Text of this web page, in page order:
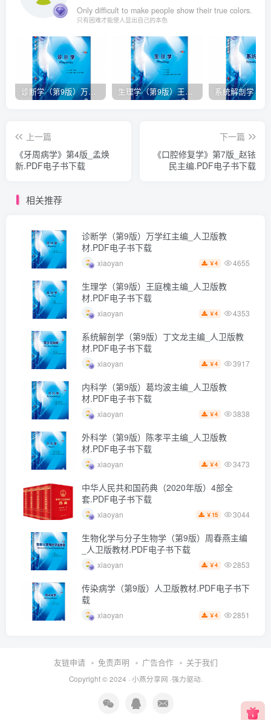
Only difficult to make people show their true colors.
只有困难才能使人显出自己的本色
诊断学（第9版）万学红主编_人卫版教材.PDF电子书下载 生理学（第9版）王庭槐主编_人卫版教材.PDF电子书下载
上一篇
《牙周病学》第4版_孟焕
新.PDF电子书下载
下一篇
《口腔修复学》第7版_赵铱
民主编.PDF电子书下载
相关推荐
诊断学（第9版）万学红主编_人卫版教
材.PDF电子书下载
xiaoyan ￥4 4655
生理学（第9版）王庭槐主编_人卫版教
材.PDF电子书下载
xiaoyan ￥4 4353
系统解剖学（第9版）丁文龙主编_人卫版教
材.PDF电子书下载
xiaoyan ￥4 3917
内科学（第9版）葛均波主编_人卫版教
材.PDF电子书下载
xiaoyan ￥4 3838
外科学（第9版）陈孝平主编_人卫版教
材.PDF电子书下载
xiaoyan ￥4 3473
中华人民共和国药典（2020年版）4部全
套.PDF电子书下载
xiaoyan ￥ 15 3044
生物化学与分子生物学（第9版）周春燕主编
_人卫版教材.PDF电子书下载
xiaoyan ￥4 2853
传染病学（第9版）人卫版教材.PDF电子书下
载
xiaoyan ￥4 2851
友链申请 免责声明 广告合作 关于我们
Copyright © 2024 · 小燕分享网 ·强力驱动.